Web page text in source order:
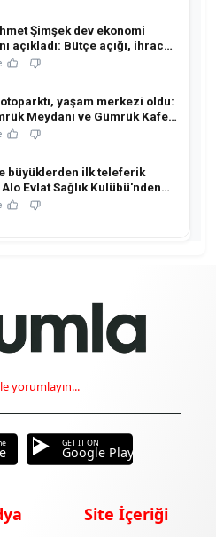
Şimşek dev ekonomi
açıkladı: Bütçe açığı, ihracat
kritik tablo!
yaşam merkezi oldu:
Meydanı ve Gümrük Kafe
büyüklerden ilk teleferik
Evlat Sağlık Kulübü'nden
yorumlayın...
GET IT ON
Google Play
Site İçeriği